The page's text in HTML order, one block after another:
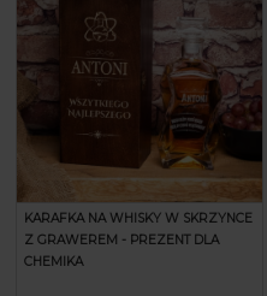
KARAFKA NA WHISKY W SKRZYNCE
Z GRAWEREM - PREZENT DLA
CHEMIKA